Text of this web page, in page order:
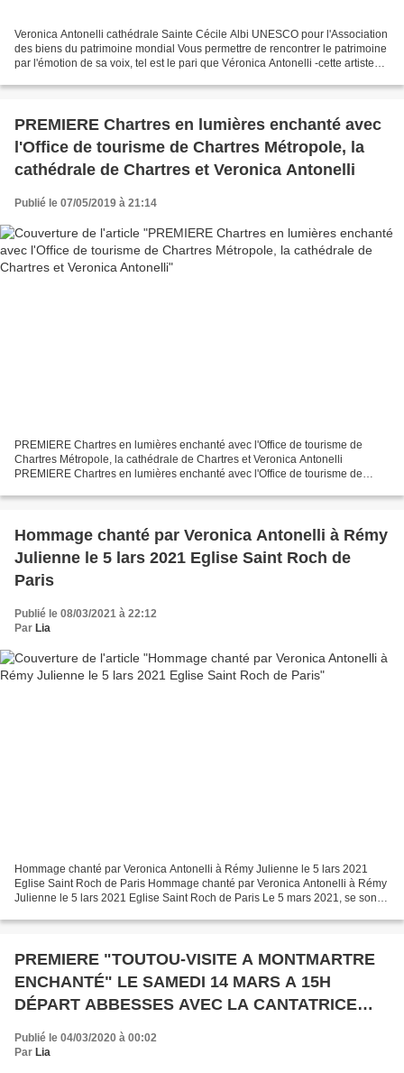
Veronica Antonelli cathédrale Sainte Cécile Albi UNESCO pour l'Association
des biens du patrimoine mondial Vous permettre de rencontrer le patrimoine
par l'émotion de sa voix, tel est le pari que Véronica Antonelli -cette artiste
PREMIERE Chartres en lumières enchanté avec
l'Office de tourisme de Chartres Métropole, la
cathédrale de Chartres et Veronica Antonelli
Publié le 07/05/2019 à 21:14
PREMIERE Chartres en lumières enchanté avec l'Office de tourisme de
Chartres Métropole, la cathédrale de Chartres et Veronica Antonelli
PREMIERE Chartres en lumières enchanté avec l'Office de tourisme de
Hommage chanté par Veronica Antonelli à Rémy
Julienne le 5 lars 2021 Eglise Saint Roch de
Paris
Publié le 08/03/2021 à 22:12
Par Lia
Hommage chanté par Veronica Antonelli à Rémy Julienne le 5 lars 2021
Eglise Saint Roch de Paris Hommage chanté par Veronica Antonelli à Rémy
Julienne le 5 lars 2021 Eglise Saint Roch de Paris Le 5 mars 2021, se sont
PREMIERE "TOUTOU-VISITE A MONTMARTRE
ENCHANTÉ" LE SAMEDI 14 MARS A 15H
DÉPART ABBESSES AVEC LA CANTATRICE
Veronica Antonelli
Publié le 04/03/2020 à 00:02
Par Lia